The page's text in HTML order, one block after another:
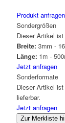
Produkt anfragen
Sondergrößen
Dieser Artikel
Breite:3mm -
Länge:1m -
Jetzt anfragen
Sonderformate
Dieser Artikel
lieferbar.
Jetzt anfragen
Zur Merkliste